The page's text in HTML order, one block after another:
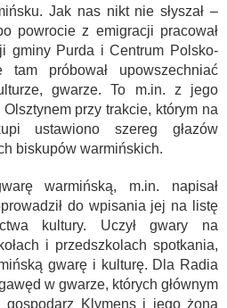
Jak nas nikt nie słyszał –
powrocie z emigracji pracował
gminy Purda i Centrum Polsko-
tam próbował upowszechniać
gwarze. To m.in. z jego
przy trakcie, którym na
ustawiono szereg głazów
biskupów warmińskich.
warmińską, m.in. napisał
do wpisania jej na listę
kultury. Uczył gwary na
i przedszkolach spotkania,
gwarę i kulturę. Dla Radia
w gwarze, których głównym
gospodarz Klymens i jego żona